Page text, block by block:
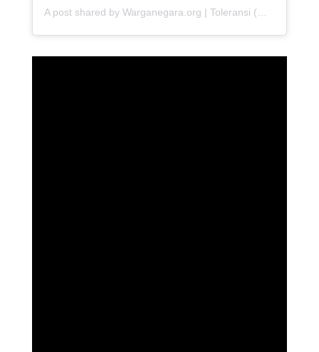
A post shared by Warganegara.org | Toleransi (@warganegara_org)